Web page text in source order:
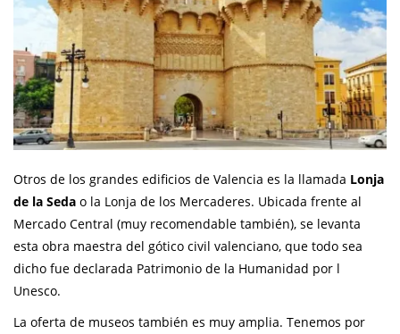
Otros de los grandes edificios de Valencia es la llamada Lonja
de la Seda o la Lonja de los Mercaderes. Ubicada frente al
Mercado Central (muy recomendable también), se levanta
esta obra maestra del gótico civil valenciano, que todo sea
dicho fue declarada Patrimonio de la Humanidad por l
Unesco.
La oferta de museos también es muy amplia. Tenemos por